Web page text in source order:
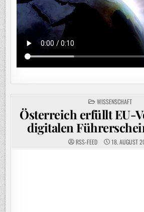
POSTED
IN
WISSENSCHAFT
Österreich erfüllt EU-
digitalen
RSS-FEED 18. AUGUST